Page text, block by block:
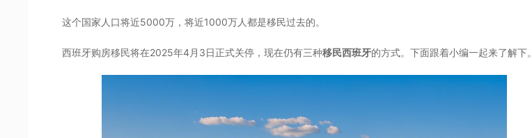
这个国家人口将近5000万，将近1000万人都是移民过去的。
西班牙购房移民将在2025年4月3日正式关停，现在仍有三种移民西班牙的方式。下面跟着小编一起来了解下。